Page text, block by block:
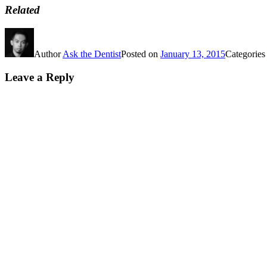
Related
AuthorAsk the DentistPosted on January 13, 2015Categories
Leave a Reply